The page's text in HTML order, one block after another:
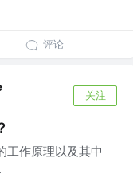
评论
关注
工作原理以及其中